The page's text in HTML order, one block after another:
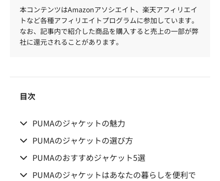
本コンテンツはAmazonアソシエイト、楽天アフィリエイ
トなど各種アフィリエイトプログラムに参加しています。
なお、記事内で紹介した商品を購入すると売上の一部が弊
社に還元されることがあります。
目次
PUMAのジャケットの魅力
PUMAのジャケットの選び方
PUMAのおすすめジャケット5選
PUMAのジャケットはあなたの暮らしを便利で